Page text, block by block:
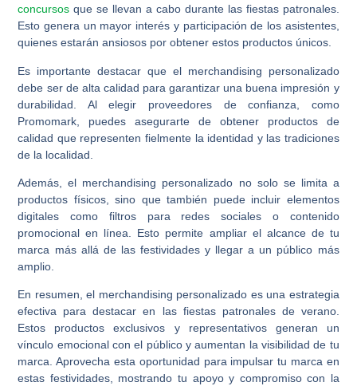
concursos que se llevan a cabo durante las fiestas patronales.
Esto genera un mayor interés y participación de los asistentes,
quienes estarán ansiosos por obtener estos productos únicos.
Es importante destacar que el merchandising personalizado
debe ser de alta calidad para garantizar una buena impresión y
durabilidad. Al elegir proveedores de confianza, como
Promomark, puedes asegurarte de obtener productos de
calidad que representen fielmente la identidad y las tradiciones
de la localidad.
Además, el merchandising personalizado no solo se limita a
productos físicos, sino que también puede incluir elementos
digitales como filtros para redes sociales o contenido
promocional en línea. Esto permite ampliar el alcance de tu
marca más allá de las festividades y llegar a un público más
amplio.
En resumen, el merchandising personalizado es una estrategia
efectiva para destacar en las fiestas patronales de verano.
Estos productos exclusivos y representativos generan un
vínculo emocional con el público y aumentan la visibilidad de tu
marca. Aprovecha esta oportunidad para impulsar tu marca en
estas festividades, mostrando tu apoyo y compromiso con la